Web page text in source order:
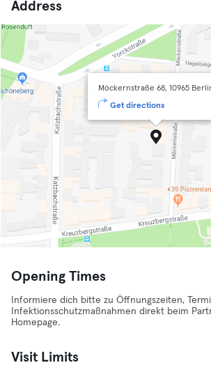
Address
Möckernstraße 68, 10965
Get directions
Opening Times
Informiere dich bitte zu Öffnungszeiten,
Infektionsschutzmaßnahmen direkt beim
Homepage.
Visit Limits